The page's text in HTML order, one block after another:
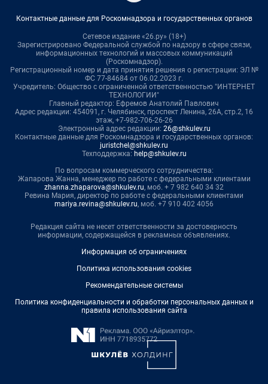
Контактные данные для Роскомнадзора и государственных органов
Сетевое издание «26.ру» (18+)
Зарегистрировано Федеральной службой по надзору в сфере связи,
информационных технологий и массовых коммуникаций
(Роскомнадзор).
Регистрационный номер и дата принятия решения о регистрации: ЭЛ №
ФС 77-84684 от 06.02.2023 г.
Учредитель: Общество с ограниченной ответственностью "ИНТЕРНЕТ
ТЕХНОЛОГИИ"
Главный редактор: Ефремов Анатолий Павлович
Адрес редакции: 454091, г. Челябинск, проспект Ленина, 26А, стр.2, 16
этаж, +7-982-706-26-26
Электронный адрес редакции: 26@shkulev.ru
Контактные данные для Роскомнадзора и государственных органов:
juristchel@shkulev.ru
Техподдержка: help@shkulev.ru
По вопросам коммерческого сотрудничества:
Жапарова Жанна, менеджер по работе с федеральными клиентами
zhanna.zhaparova@shkulev.ru, моб. + 7 982 640 34 32
Ревина Мария, директор по работе с федеральными клиентами
mariya.revina@shkulev.ru, моб. +7 910 402 4056
Редакция сайта не несет ответственности за достоверность
информации, содержащейся в рекламных объявлениях.
Информация об ограничениях
Политика использования cookies
Рекомендательные системы
Политика конфиденциальности и обработки персональных данных и
правила использования сайта